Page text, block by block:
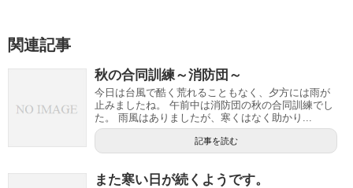
関連記事
秋の合同訓練～消防団～
今日は台風で酷く荒れることもなく、夕方には雨が
止みましたね。 午前中は消防団の秋の合同訓練でし
た。 雨風はありましたが、寒くはなく助かり...
記事を読む
また寒い日が続くようです。